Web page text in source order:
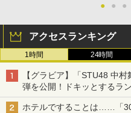
● ● ●
アクセスランキング
1時間 24時間
【グラビア】「STU48 中
弾を公開！ドキッとするラ
ホテルですることは……「